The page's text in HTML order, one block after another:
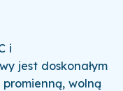
i
jest doskonałym
wolną